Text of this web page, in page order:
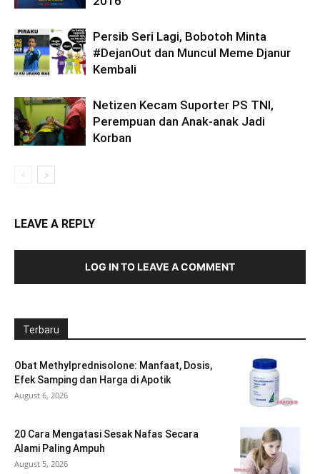
Persib Seri Lagi, Bobotoh Minta
#DejanOut dan Muncul Meme Djanur
Kembali
Netizen Kecam Suporter PS TNI,
Perempuan dan Anak-anak Jadi
Korban
LEAVE A REPLY
LOG IN TO LEAVE A COMMENT
Terbaru
Obat Methylprednisolone: Manfaat, Dosis,
Efek Samping dan Harga di Apotik
August 6, 2026
20 Cara Mengatasi Sesak Nafas Secara
Alami Paling Ampuh
August 5, 2026